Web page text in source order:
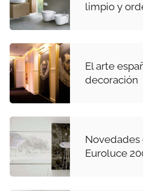
limpio y
El arte
decoración
Novedades
Euroluce